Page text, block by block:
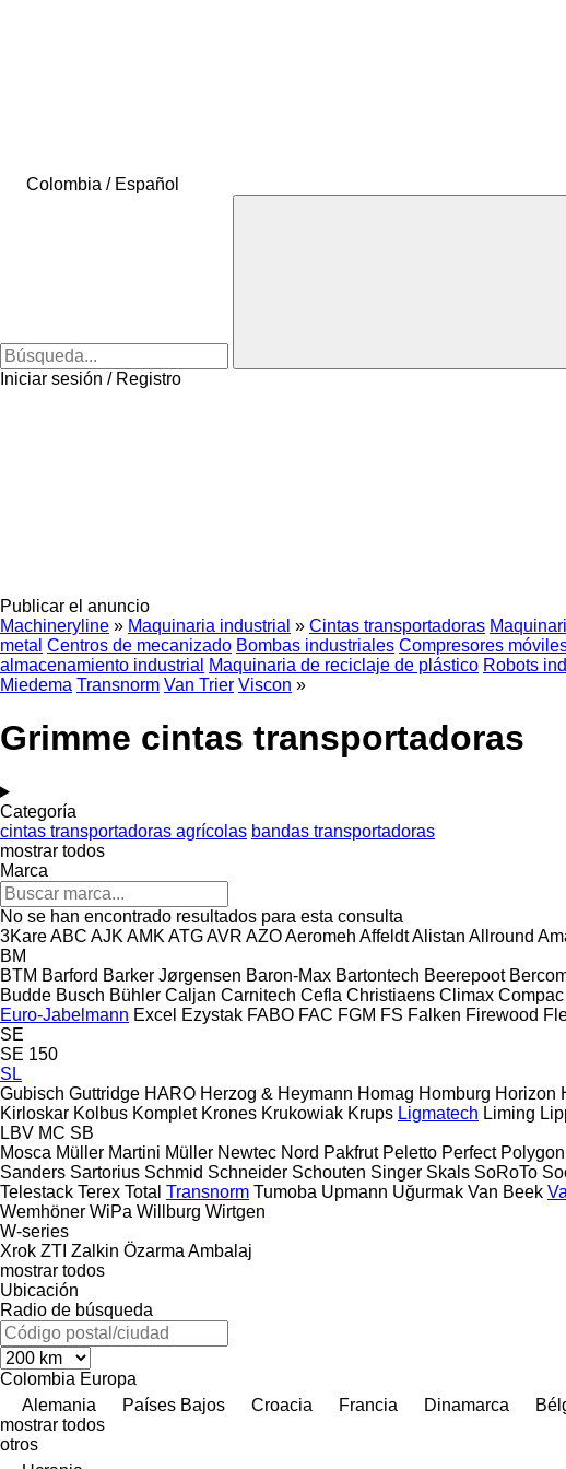
Colombia / Español
Iniciar sesión / Registro
Publicar el anuncio
Machineryline » Maquinaria industrial » Cintas transportadoras
metal Centros de mecanizado Bombas industriales Compresores
almacenamiento industrial
Maquinaria de reciclaje de plástico Robots
Miedema Transnorm Van Trier Viscon »
Grimme cintas transportadoras
Categoría
cintas transportadoras agrícolas bandas transportadoras
mostrar todos
Marca
No se han encontrado resultados para esta consulta
3KareABC AJK AMK ATGAVR AZOAeromeh AffeldtAlistan Allround
BM
BTM Barford Barker Jørgensen Baron-Max Bartontech Beerepoot
Budde Busch Bühler Caljan Carnitech Cefla Christiaens Climax Compac
Euro-Jabelmann Excel Ezystak FABO FAC FGM FS Falken Firewood
SE
SE 150
SL
Gubisch Guttridge HARO Herzog & Heymann Homag Homburg Horizon
Kirloskar Kolbus Komplet Krones Krukowiak Krups Ligmatech Liming
LBV MC SB
Mosca Müller Martini Müller Newtec Nord Pakfrut Peletto Perfect
Sanders Sartorius Schmid Schneider Schouten Singer Skals SoRoTo
Telestack Terex Total Transnorm Tumoba Upmann Uğurmak Van Beek
Wemhöner WiPa Willburg Wirtgen
W-series
Xrok ZTI Zalkin Özarma Ambalaj
mostrar todos
Ubicación
Radio de búsqueda
Colombia Europa
Alemania
Países Bajos Croacia Francia Dinamarca
mostrar todos
otros